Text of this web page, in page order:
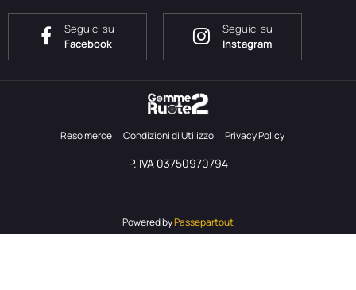
Seguici su
Facebook
Seguici su
Instagram
Reso merce Condizioni di Utilizzo Privacy Policy
P. IVA 03750970794
Powered byPassepartout